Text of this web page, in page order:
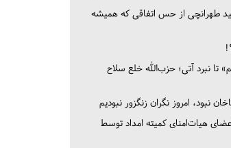
طهرانچی از حس اتفاقی که همیشه
تا نبرد آتی؛ حزب‌الله خلع سلاح
نبود، امروز نگران زنگزور نبودیم
هیات‌امنای کمیته امداد توسط